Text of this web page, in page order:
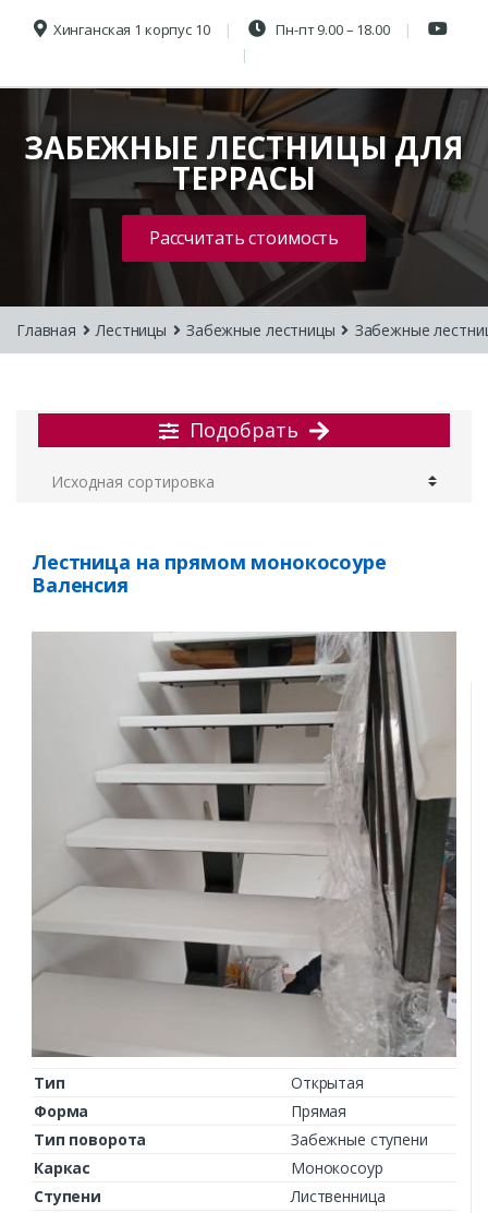
Хинганская 1 корпус 10 Пн-пт 9.00 – 18.00
ЗАБЕЖНЫЕ ЛЕСТНИЦЫ ДЛЯ
ТЕРРАСЫ
Рассчитать стоимость
Главная Лестницы Забежные лестницы Забежные
Подобрать
Лестница на прямом монокосоуре
Валенсия
Тип
Открытая
Форма
Прямая
Тип поворота
Забежные ступени
Каркас
Монокосоур
Ступени
Лиственница